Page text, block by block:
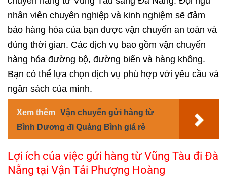
nhân viên chuyên nghiệp và kinh nghiệm sẽ đảm
bảo hàng hóa của bạn được vận chuyển an toàn và
đúng thời gian. Các dịch vụ bao gồm vận chuyển
hàng hóa đường bộ, đường biển và hàng không.
Bạn có thể lựa chọn dịch vụ phù hợp với yêu cầu và
ngân sách của mình.
Xem thêm Vận chuyển gửi hàng từ
Bình Dương đi Quảng Bình giá rẻ
Lợi ích của việc gửi hàng từ Vũng Tàu đi Đà
Nẵng tại Vận Tải Phượng Hoàng